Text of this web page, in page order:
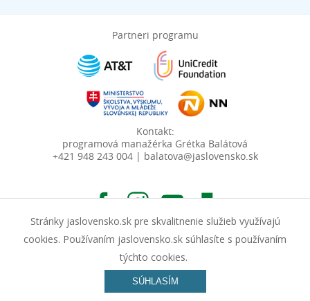
Partneri programu
Kontakt:
programová manažérka Grétka Balátová
+421 948 243 004 | balatova@jaslovensko.sk
© Junior Achievement Slovensko, n.o. | Vyrobila spoločnosť
InterWay, a. s.
Stránky jaslovensko.sk pre skvalitnenie služieb využívajú
cookies. Používaním jaslovensko.sk súhlasíte s používaním
týchto cookies.
SÚHLASÍM